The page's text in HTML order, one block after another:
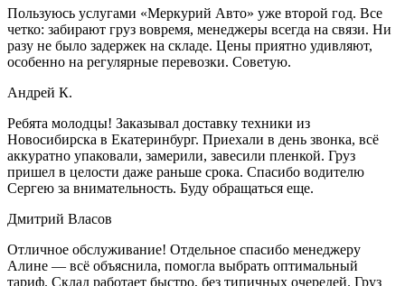
Пользуюсь услугами «Меркурий Авто» уже второй год. Все
четко: забирают груз вовремя, менеджеры всегда на связи. Ни
разу не было задержек на складе. Цены приятно удивляют,
особенно на регулярные перевозки. Советую.
Андрей К.
Ребята молодцы! Заказывал доставку техники из
Новосибирска в Екатеринбург. Приехали в день звонка, всё
аккуратно упаковали, замерили, завесили пленкой. Груз
пришел в целости даже раньше срока. Спасибо водителю
Сергею за внимательность. Буду обращаться еще.
Дмитрий Власов
Отличное обслуживание! Отдельное спасибо менеджеру
Алине — всё объяснила, помогла выбрать оптимальный
тариф. Склад работает быстро, без типичных очередей. Груз